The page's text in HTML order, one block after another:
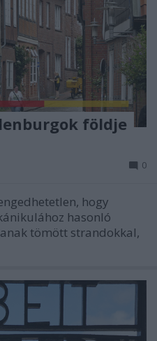
földje
0
hogy
hasonló
tömött strandokkal,